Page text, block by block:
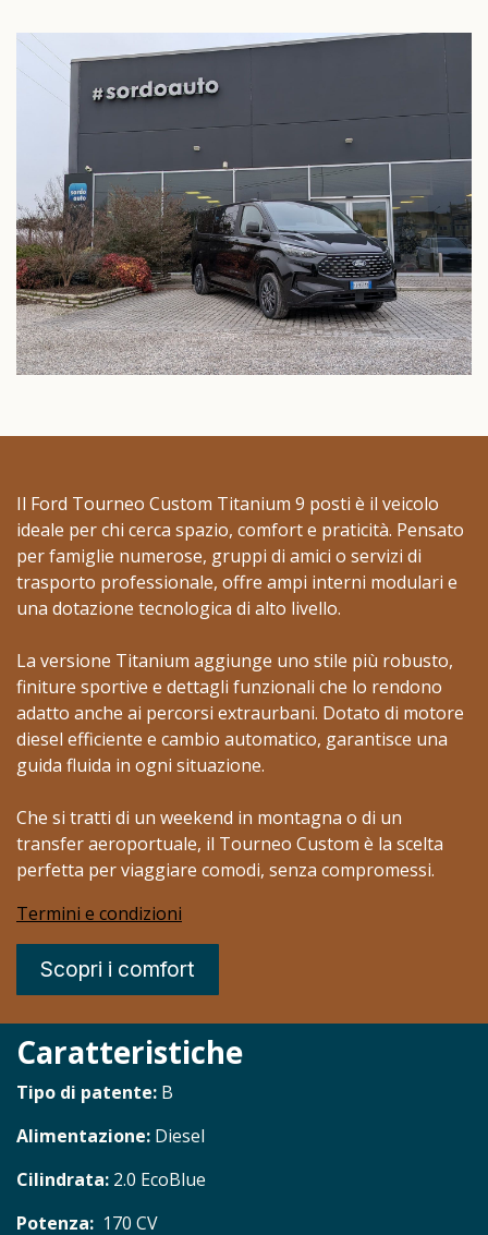
Il Ford Tourneo Custom Titanium 9 posti è il veicolo
ideale per chi cerca spazio, comfort e praticità. Pensato
per famiglie numerose, gruppi di amici o servizi di
trasporto professionale, offre ampi interni modulari e
una dotazione tecnologica di alto livello.
La versione Titanium aggiunge uno stile più robusto,
finiture sportive e dettagli funzionali che lo rendono
adatto anche ai percorsi extraurbani. Dotato di motore
diesel efficiente e cambio automatico, garantisce una
guida fluida in ogni situazione.
Che si tratti di un weekend in montagna o di un
transfer aeroportuale, il Tourneo Custom è la scelta
perfetta per viaggiare comodi, senza compromessi.
Termini e condizioni
Scopri i comfort
Caratteristiche
Tipo di patente: B
Alimentazione: Diesel
Cilindrata: ​2.0 EcoBlue
Potenza: 170 CV